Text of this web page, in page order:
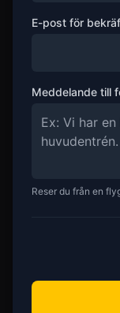
E-post för
Meddelande till
Reser du från en